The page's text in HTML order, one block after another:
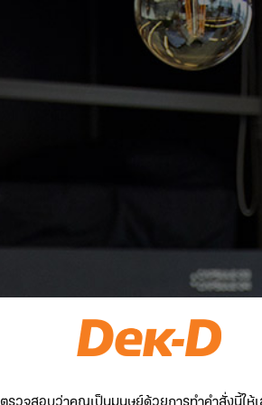
ตรวจสอบว่าคุณเป็นมนุษย์ด้วยการทำคำสั่งนี้ให้